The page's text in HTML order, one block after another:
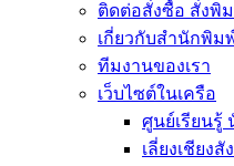
ติดต่อสั่งซื้อ สั่งพิ
เกี่ยวกับสำนักพิม
ทีมงานของเรา
เว็บไซต์ในเครือ
ศูนย์เรียนรู้
เลี่ยงเชียง